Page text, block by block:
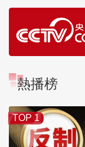
熱播榜
TOP 1